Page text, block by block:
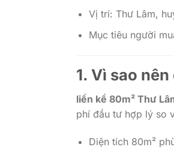
Vị trí: Thư Lâm,
Mục tiêu người
1. Vì sao
liền kề 80m² Thư
phí đầu tư hợp lý so
Diện tích 80m²